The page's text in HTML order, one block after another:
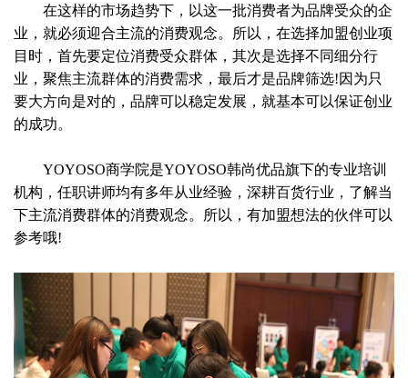
在这样的市场趋势下，以这一批消费者为品牌受众的企
业，就必须迎合主流的消费观念。所以，在选择加盟创业项
目时，首先要定位消费受众群体，其次是选择不同细分行
业，聚焦主流群体的消费需求，最后才是品牌筛选!因为只
要大方向是对的，品牌可以稳定发展，就基本可以保证创业
的成功。
YOYOSO商学院是YOYOSO韩尚优品旗下的专业培训
机构，任职讲师均有多年从业经验，深耕百货行业，了解当
下主流消费群体的消费观念。所以，有加盟想法的伙伴可以
参考哦!